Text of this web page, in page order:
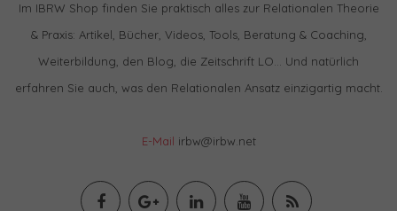
Im IBRW Shop finden Sie praktisch alles zur Relationalen Theorie
& Praxis: Artikel, Bücher, Videos, Tools, Beratung & Coaching,
Weiterbildung, den Blog, die Zeitschrift LO… Und natürlich
erfahren Sie auch, was den Relationalen Ansatz einzigartig macht.
E-Mail irbw@irbw.net